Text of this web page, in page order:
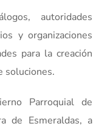
autoridades
y organizaciones
para la creación
soluciones.
Parroquial de
de Esmeraldas, a